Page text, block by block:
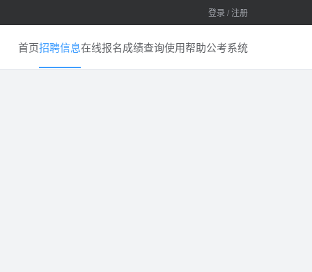
登录 / 注册
首页招聘信息在线报名成绩查询使用帮助公考系统